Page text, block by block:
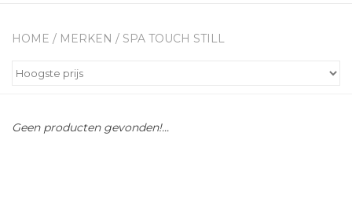
HOME / MERKEN / SPA TOUCH STILL
Geen producten gevonden!...